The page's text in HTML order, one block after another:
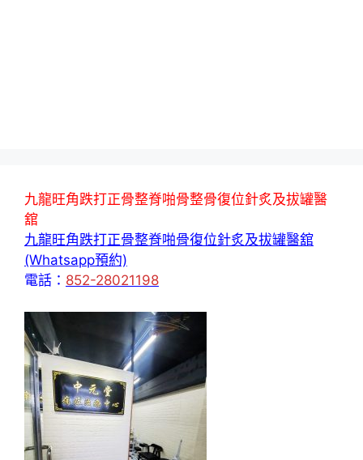
九龍旺角跌打正骨整脊啪骨整骨復位針炙及拔罐醫
舘
九龍旺角跌打正骨整脊啪骨復位針炙及拔罐醫舘
(Whatsapp預約)
電話： 852-28021198